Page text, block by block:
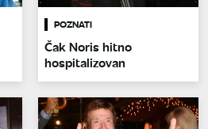
POZNATI
Čak Noris hitno
hospitalizovan